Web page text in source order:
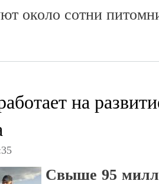
около сотни
на
Свыше 95